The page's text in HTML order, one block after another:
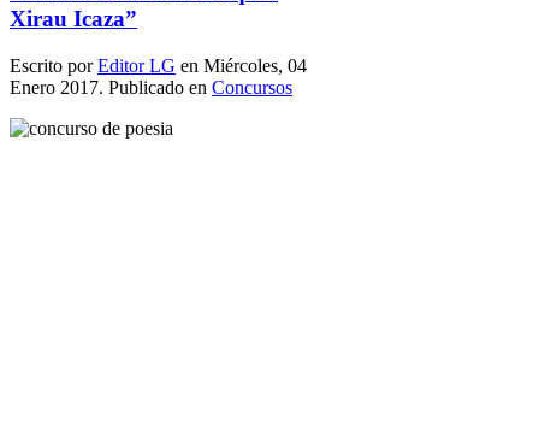
Xirau Icaza”
Escrito porEditor LG en Miércoles, 04
Enero 2017. Publicado en Concursos